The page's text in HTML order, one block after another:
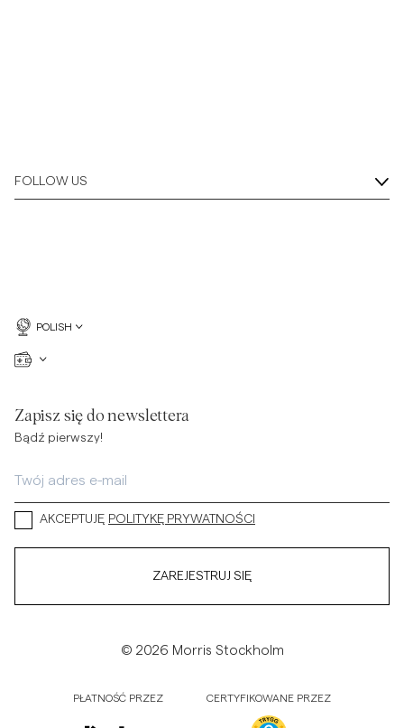
FOLLOW US
POLISH
Zapisz się do newslettera
Bądź pierwszy!
AKCEPTUJĘ POLITYKĘ PRYWATNOŚCI
ZAREJESTRUJ SIĘ
© 2026 Morris Stockholm
PŁATNOŚĆ PRZEZ CERTYFIKOWANE PRZEZ